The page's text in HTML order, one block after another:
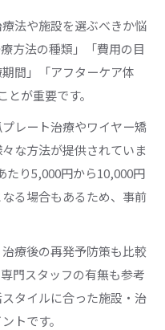
ケースの注意点
治療法ごとの費用差
アがおすすめ
すさを徹底検証
爪ケアの選び方
術の特徴を解説
ケアの見極め方
支障を出さない工夫
新治療法の紹介
術が増えている理由
ケアの新常識
法や施設を選ぶべきか悩
方法の種類」「費用の目
間」「アフターケア体
が重要です。
レート治療やワイヤー矯
な方法が提供されていま
たり5,000円から10,000円
る場合もあるため、事前
療後の再発予防策も比較
門スタッフの有無も参考
タイルに合った施設・治
トです。